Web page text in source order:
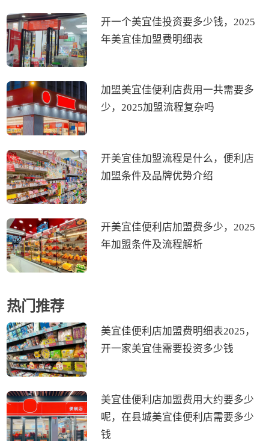
开一个美宜佳投资要多少钱，2025
年美宜佳加盟费明细表
加盟美宜佳便利店费用一共需要多
少，2025加盟流程复杂吗
开美宜佳加盟流程是什么，便利店
加盟条件及品牌优势介绍
开美宜佳便利店加盟费多少，2025
年加盟条件及流程解析
热门推荐
美宜佳便利店加盟费明细表2025，
开一家美宜佳需要投资多少钱
美宜佳便利店加盟费用大约要多少
呢，在县城美宜佳便利店需要多少
钱